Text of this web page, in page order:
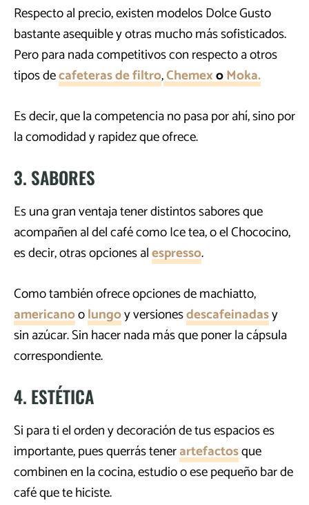
Respecto al precio, existen modelos Dolce Gusto
bastante asequible y otras mucho más sofisticados.
Pero para nada competitivos con respecto a otros
tipos decafeteras de filtro,ChemexoMoka.
Es decir, que la competencia no pasa por ahí, sino por
la comodidad y rapidez que ofrece.
3. SABORES
Es una gran ventaja tener distintos sabores que
acompañen al del café como Ice tea, o el Chococino,
es decir, otras opciones alespresso.
Como también ofrece opciones de machiatto,
americanoolungoy versionesdescafeinadasy
sin azúcar. Sin hacer nada más que poner la cápsula
correspondiente.
4. ESTÉTICA
Si para ti el orden y decoración de tus espacios es
importante, pues querrás tenerartefactosque
combinen en la cocina, estudio o ese pequeño bar de
café que te hiciste.